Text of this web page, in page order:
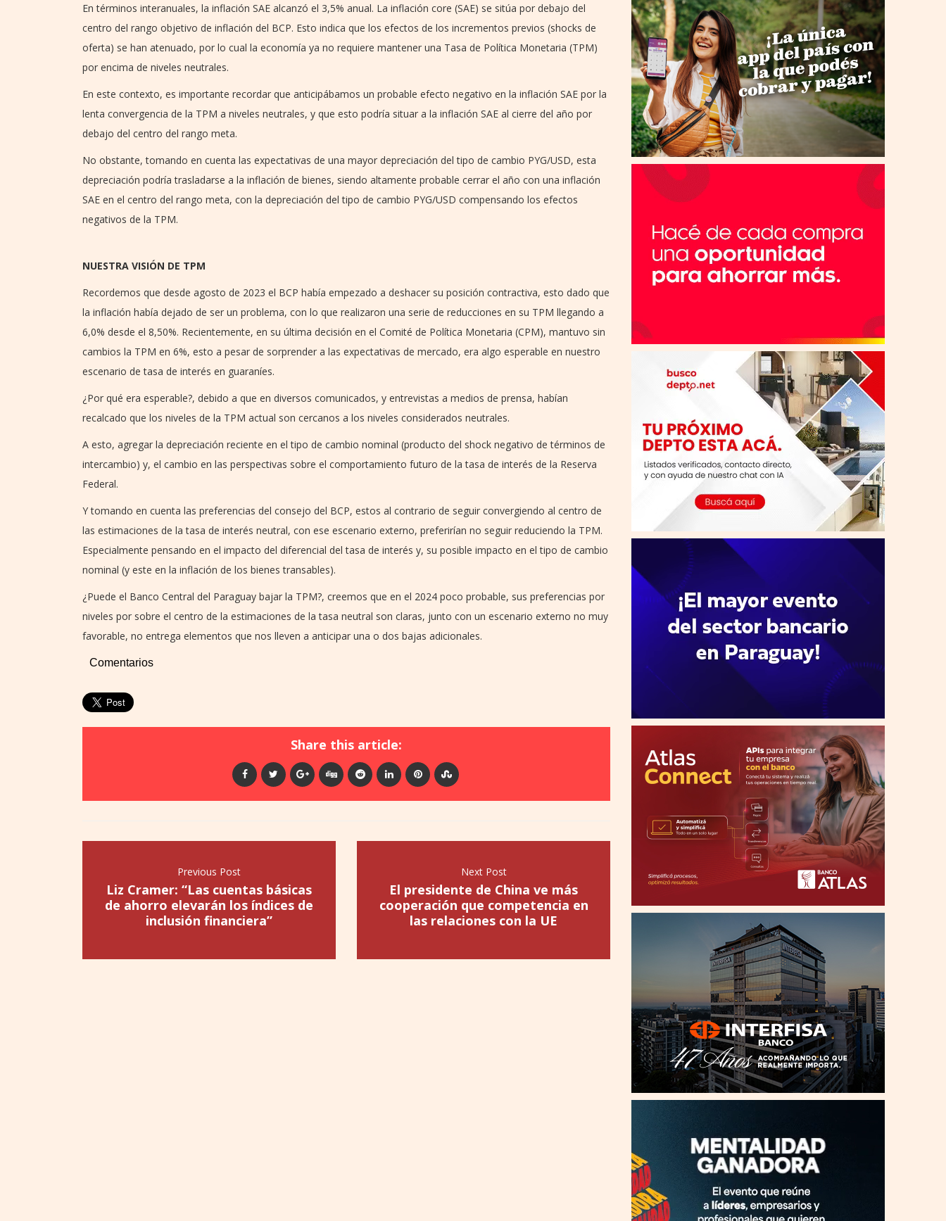
En términos interanuales, la inflación SAE alcanzó el 3,5% anual. La inflación core (SAE) se sitúa por debajo del
centro del rango objetivo de inflación del BCP. Esto indica que los efectos de los incrementos previos (shocks de
oferta) se han atenuado, por lo cual la economía ya no requiere mantener una Tasa de Política Monetaria (TPM)
por encima de niveles neutrales.
En este contexto, es importante recordar que anticipábamos un probable efecto negativo en la inflación SAE por la
lenta convergencia de la TPM a niveles neutrales, y que esto podría situar a la inflación SAE al cierre del año por
debajo del centro del rango meta.
No obstante, tomando en cuenta las expectativas de una mayor depreciación del tipo de cambio PYG/USD, esta
depreciación podría trasladarse a la inflación de bienes, siendo altamente probable cerrar el año con una inflación
SAE en el centro del rango meta, con la depreciación del tipo de cambio PYG/USD compensando los efectos
negativos de la TPM.
NUESTRA VISIÓN DE TPM
Recordemos que desde agosto de 2023 el BCP había empezado a deshacer su posición contractiva, esto dado que
la inflación había dejado de ser un problema, con lo que realizaron una serie de reducciones en su TPM llegando a
6,0% desde el 8,50%. Recientemente, en su última decisión en el Comité de Política Monetaria (CPM), mantuvo sin
cambios la TPM en 6%, esto a pesar de sorprender a las expectativas de mercado, era algo esperable en nuestro
escenario de tasa de interés en guaraníes.
¿Por qué era esperable?, debido a que en diversos comunicados, y entrevistas a medios de prensa, habían
recalcado que los niveles de la TPM actual son cercanos a los niveles considerados neutrales.
A esto, agregar la depreciación reciente en el tipo de cambio nominal (producto del shock negativo de términos de
intercambio) y, el cambio en las perspectivas sobre el comportamiento futuro de la tasa de interés de la Reserva
Federal.
Y tomando en cuenta las preferencias del consejo del BCP, estos al contrario de seguir convergiendo al centro de
las estimaciones de la tasa de interés neutral, con ese escenario externo, preferirían no seguir reduciendo la TPM.
Especialmente pensando en el impacto del diferencial del tasa de interés y, su posible impacto en el tipo de cambio
nominal (y este en la inflación de los bienes transables).
¿Puede el Banco Central del Paraguay bajar la TPM?, creemos que en el 2024 poco probable, sus preferencias por
niveles por sobre el centro de la estimaciones de la tasa neutral son claras, junto con un escenario externo no muy
favorable, no entrega elementos que nos lleven a anticipar una o dos bajas adicionales.
Comentarios
Share this article:
Previous Post
Liz Cramer: “Las cuentas básicas
de ahorro elevarán los índices de
inclusión financiera”
Next Post
El presidente de China ve más
cooperación que competencia en
las relaciones con la UE